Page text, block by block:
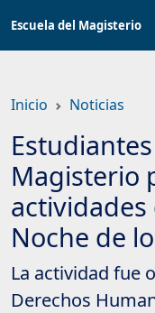
contenido
Escuela del Magisterio
Inicio Noticias
Magisterio
Noche de
La actividad fue
Derechos